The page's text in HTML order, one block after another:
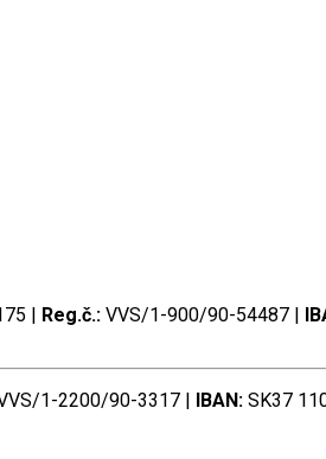
| Reg.č.: VVS/1-900/90-54487 |
1-2200/90-3317 | IBAN: SK37